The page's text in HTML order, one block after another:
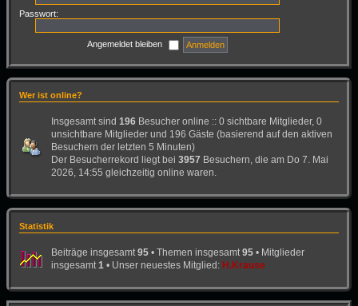
Passwort:
Angemeldet bleiben
Wer ist online?
Insgesamt sind 196 Besucher online :: 0 sichtbare Mitglieder, 0
unsichtbare Mitglieder und 196 Gäste (basierend auf den aktiven
Besuchern der letzten 5 Minuten)
Der Besucherrekord liegt bei 3957 Besuchern, die am Do 7. Mai
2026, 14:55 gleichzeitig online waren.
Statistik
Beiträge insgesamt 95 • Themen insgesamt 95 • Mitglieder
insgesamt 1 • Unser neuestes Mitglied: H.Krause